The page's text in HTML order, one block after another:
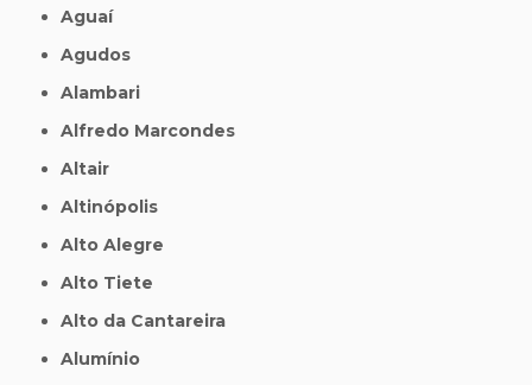
Aguaí
Agudos
Alambari
Alfredo Marcondes
Altair
Altinópolis
Alto Alegre
Alto Tiete
Alto da Cantareira
Alumínio